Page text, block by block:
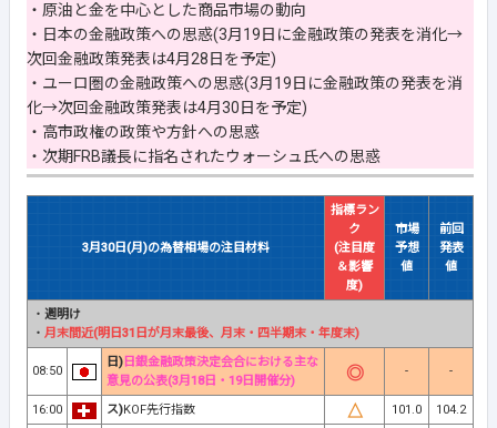
・原油と金を中心とした商品市場の動向
・日本の金融政策への思惑(3月19日に金融政策の発表を消化→
次回金融政策発表は4月28日を予定)
・ユーロ圏の金融政策への思惑(3月19日に金融政策の発表を消
化→次回金融政策発表は4月30日を予定)
・高市政権の政策や方針への思惑
・次期FRB議長に指名されたウォーシュ氏への思惑
3月30日(月)の為替相場の注目材料
指標ラン
ク
(注目度
＆影響
度)
市場
予想
値
前回
発表
値
・ 週明け
・ 月末間近(明日31日が月末最後、月末・四半期末・年度末)
08:50
日) 日銀金融政策決定会合における主な
意見の公表(3月18日・19日開催分)
- -
16:00 ス)KOF先行指数 101.0 104.2